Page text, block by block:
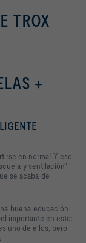
TROX
+
en norma! Y eso
y ventilación"
se acaba de
buena educación
importante en esto:
uno de ellos, pero